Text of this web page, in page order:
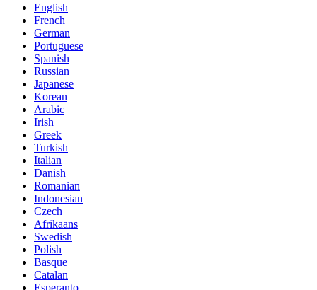
English
French
German
Portuguese
Spanish
Russian
Japanese
Korean
Arabic
Irish
Greek
Turkish
Italian
Danish
Romanian
Indonesian
Czech
Afrikaans
Swedish
Polish
Basque
Catalan
Esperanto